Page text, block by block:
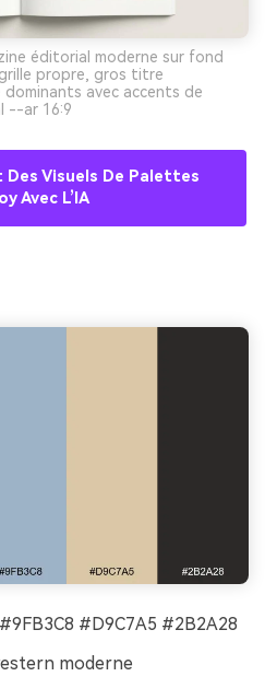
éditorial moderne sur fond
propre, gros titre
avec accents de
--ar 16:9
Visuels De Palettes
Avec L’IA
#D9C7A5 #2B2A28
moderne